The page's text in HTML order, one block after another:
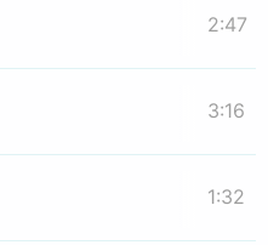
2:47
3:16
1:32